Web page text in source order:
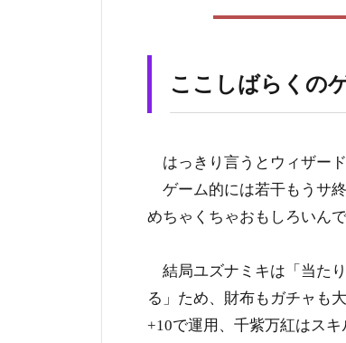
ここしばらくの
はっきり言うとウィザー
ゲーム的には若干もうサ
めちゃくちゃおもしろいんで
結局ユズナミキは「当た
る」ため、財布もガチャも
+10で運用、千紫万紅はス